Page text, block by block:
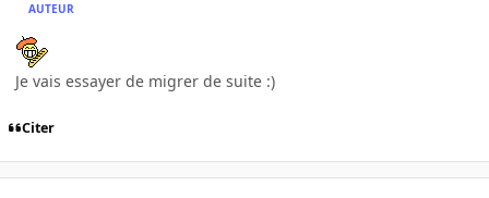
AUTEUR
Je vais essayer de migrer de suite :)
Citer